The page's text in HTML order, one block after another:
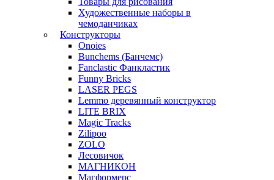
Художественные наборы в
чемоданчиках
Конструкторы
Onoies
Bunchems (Банчемс)
Fanclastic Фанкластик
Funny Bricks
LASER PEGS
Lemmo деревянный конструктор
LITE BRIX
Magic Tracks
Zilipoo
ZOLO
Лесовичок
МАГНИКОН
Магформерс